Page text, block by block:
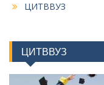
ЦИТВВУЗ
ЦИТВВУЗ